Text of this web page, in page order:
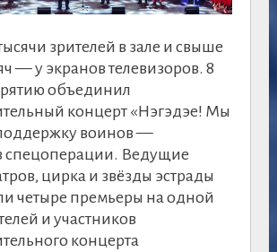
зрителей в зале и свыше
— у экранов телевизоров. 8
объединил
концерт «Нэгэдэе! Мы
воинов —
спецоперации. Ведущие
цирка и звёзды эстрады
четыре премьеры на одной
и участников
концерта